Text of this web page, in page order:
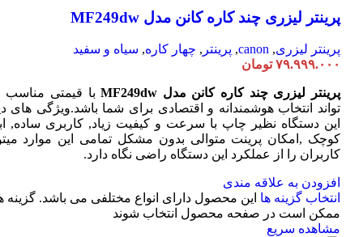
پرینتر لیزری چند کاره کانن مدل MF249dw
پرینتر لیزری,
canon
, پرینتر , چهار کاره, سیاه و سفید
۷۹.۹۹۹.۰۰۰ تومان
پرینتر لیزری چند کاره کانن مدل MF249dw
با قیمتی
تواند انتخاب هوشمندانه و اقتصادی برای شما باشد.ویژگی های
این دستگاه نظیر چاپ با سرعت و کیفیت زیاد, کاربری ساده,
کوچک ,امکان پرینت متوالی بدون مشکل تمامی این موارد
کاربران را از عملکرد این دستگاه راضی نگاه دارد.
افزودن به علاقه مندی
انتخاب گزینه ها این محصول دارای انواع مختلفی می باشد. گزینه
ممکن است در صفحه محصول انتخاب شوند
مشاهده سریع